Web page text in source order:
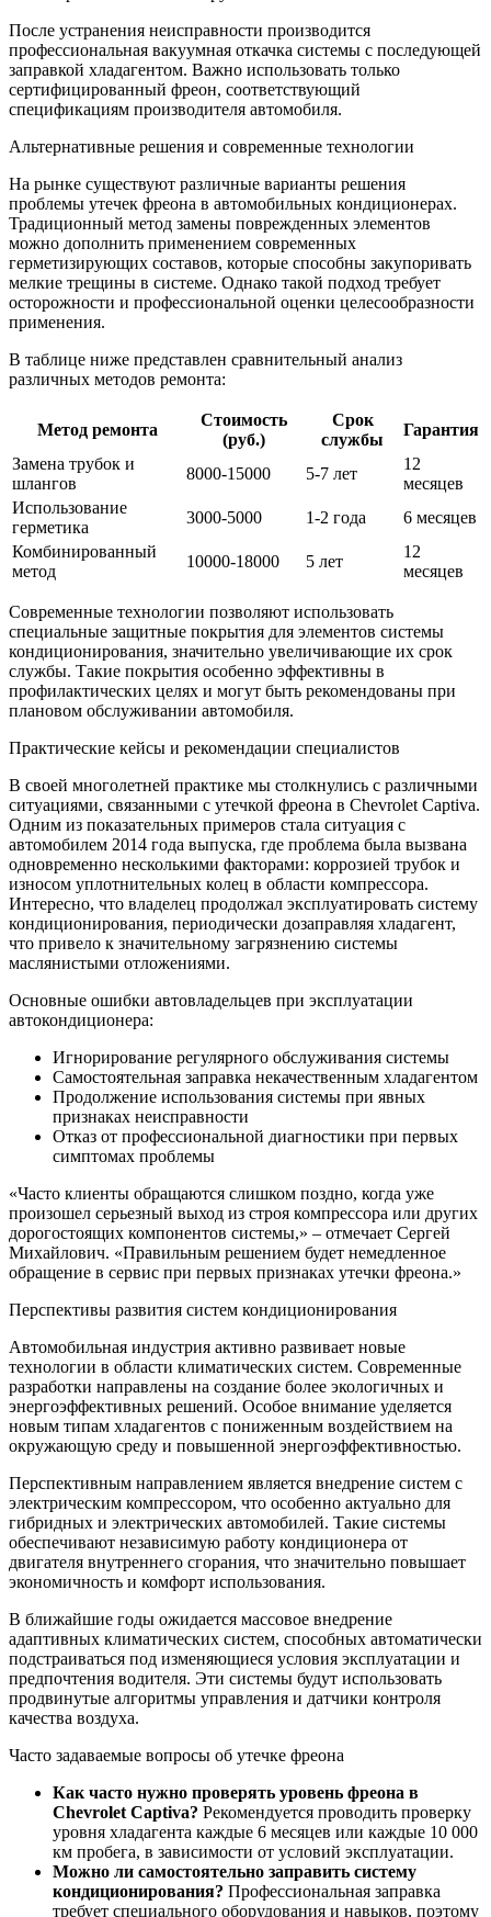
После устранения неисправности производится
профессиональная вакуумная откачка системы с последующей
заправкой хладагентом. Важно использовать только
сертифицированный фреон, соответствующий
спецификациям производителя автомобиля.
Альтернативные решения и современные технологии
На рынке существуют различные варианты решения
проблемы утечек фреона в автомобильных кондиционерах.
Традиционный метод замены поврежденных элементов
можно дополнить применением современных
герметизирующих составов, которые способны закупоривать
мелкие трещины в системе. Однако такой подход требует
осторожности и профессиональной оценки целесообразности
применения.
В таблице ниже представлен сравнительный анализ
различных методов ремонта:
Метод ремонта
Стоимость
(руб.)
Срок
службы
Гарантия
Замена трубок и
шлангов
8000-15000 5-7 лет
12
месяцев
Использование
герметика
3000-5000 1-2 года
6 месяцев
Комбинированный
метод
10000-18000 5 лет
12
месяцев
Современные технологии позволяют использовать
специальные защитные покрытия для элементов системы
кондиционирования, значительно увеличивающие их срок
службы. Такие покрытия особенно эффективны в
профилактических целях и могут быть рекомендованы при
плановом обслуживании автомобиля.
Практические кейсы и рекомендации специалистов
В своей многолетней практике мы столкнулись с различными
ситуациями, связанными с утечкой фреона в Chevrolet Captiva.
Одним из показательных примеров стала ситуация с
автомобилем 2014 года выпуска, где проблема была вызвана
одновременно несколькими факторами: коррозией трубок и
износом уплотнительных колец в области компрессора.
Интересно, что владелец продолжал эксплуатировать систему
кондиционирования, периодически дозаправляя хладагент,
что привело к значительному загрязнению системы
маслянистыми отложениями.
Основные ошибки автовладельцев при эксплуатации
автокондиционера:
Игнорирование регулярного обслуживания системы
Самостоятельная заправка некачественным хладагентом
Продолжение использования системы при явных
признаках неисправности
Отказ от профессиональной диагностики при первых
симптомах проблемы
«Часто клиенты обращаются слишком поздно, когда уже
произошел серьезный выход из строя компрессора или других
дорогостоящих компонентов системы,» – отмечает Сергей
Михайлович. «Правильным решением будет немедленное
обращение в сервис при первых признаках утечки фреона.»
Перспективы развития систем кондиционирования
Автомобильная индустрия активно развивает новые
технологии в области климатических систем. Современные
разработки направлены на создание более экологичных и
энергоэффективных решений. Особое внимание уделяется
новым типам хладагентов с пониженным воздействием на
окружающую среду и повышенной энергоэффективностью.
Перспективным направлением является внедрение систем с
электрическим компрессором, что особенно актуально для
гибридных и электрических автомобилей. Такие системы
обеспечивают независимую работу кондиционера от
двигателя внутреннего сгорания, что значительно повышает
экономичность и комфорт использования.
В ближайшие годы ожидается массовое внедрение
адаптивных климатических систем, способных автоматически
подстраиваться под изменяющиеся условия эксплуатации и
предпочтения водителя. Эти системы будут использовать
продвинутые алгоритмы управления и датчики контроля
качества воздуха.
Часто задаваемые вопросы об утечке фреона
Как часто нужно проверять уровень фреона в
Chevrolet Captiva? Рекомендуется проводить проверку
уровня хладагента каждые 6 месяцев или каждые 10 000
км пробега, в зависимости от условий эксплуатации.
Можно ли самостоятельно заправить систему
кондиционирования? Профессиональная заправка
требует специального оборудования и навыков, поэтому